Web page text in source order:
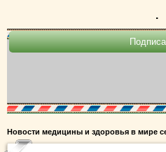
.
Новости медицины и здоровья в мире